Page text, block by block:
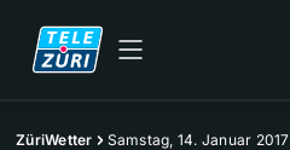
ZüriWetter Samstag, 14. Januar 2017